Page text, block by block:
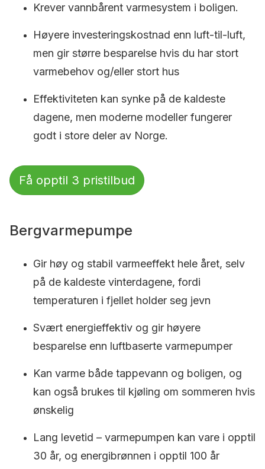
Krever vannbårent varmesystem i boligen.
Høyere investeringskostnad enn luft-til-luft,
men gir større besparelse hvis du har stort
varmebehov og/eller stort hus
Effektiviteten kan synke på de kaldeste
dagene, men moderne modeller fungerer
godt i store deler av Norge.
Få opptil 3 pristilbud
Bergvarmepumpe
Gir høy og stabil varmeeffekt hele året, selv
på de kaldeste vinterdagene, fordi
temperaturen i fjellet holder seg jevn
Svært energieffektiv og gir høyere
besparelse enn luftbaserte varmepumper
Kan varme både tappevann og boligen, og
kan også brukes til kjøling om sommeren hvis
ønskelig
Lang levetid – varmepumpen kan vare i opptil
30 år, og energibrønnen i opptil 100 år